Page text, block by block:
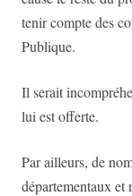
tenir compte des
Publique.
Il serait
lui est offerte.
Par ailleurs, de
départementaux et